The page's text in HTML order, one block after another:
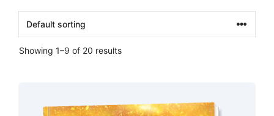
Showing 1–9 of 20 results